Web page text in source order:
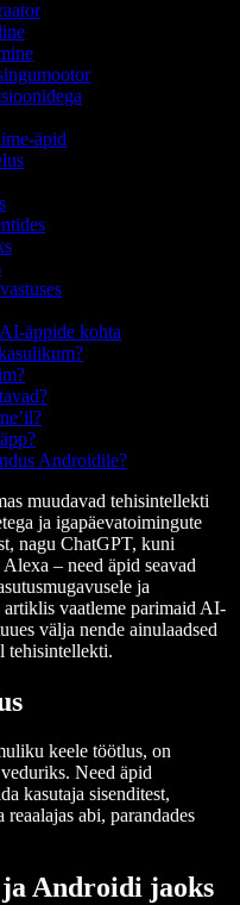
äpid
äppide kohta
Androidile?
muudavad tehisintellekti
ja igapäevatoimingute
nagu ChatGPT, kuni
– need äpid seavad
ja
vaatleme parimaid AI-
välja nende ainulaadsed
tehisintellekti.
keele töötlus, on
Need äpid
kasutaja sisenditest,
abi, parandades
Androidi jaoks